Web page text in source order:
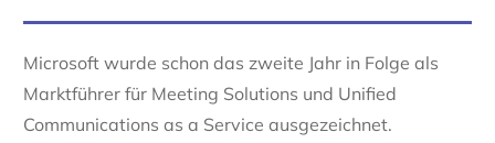
Microsoft wurde schon das zweite Jahr in Folge als
Marktführer für Meeting Solutions und Unified
Communications as a Service ausgezeichnet.